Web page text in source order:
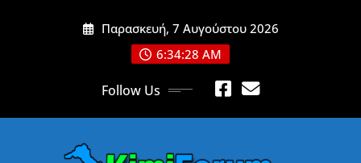
Παρασκευή, 7 Αυγούστου 2026
6:34:30 AM
Follow Us